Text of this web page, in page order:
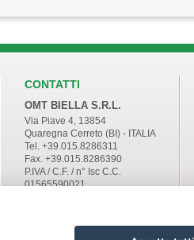
CONTATTI
OMT BIELLA S.R.L.
Via Piave 4, 13854
Quaregna Cerreto (BI) - ITALIA
Tel. +39.015.8286311
Fax. +39.015.8286390
P.IVA / C.F. / n° Isc C.C.
01565590021